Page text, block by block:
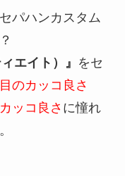
パハンカスタム
エイト）』 をセ
のカッコ良さ
ッコ良さ に憧れ